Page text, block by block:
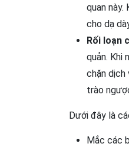
quan
cho dạ
Rối loạn
quản. Khi
chặn
trào
Dưới đây là
Mắc các